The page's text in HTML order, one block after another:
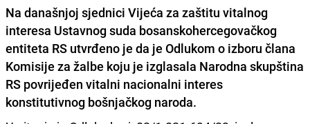
Na današnjoj sjednici Vijeća za zaštitu vitalnog
interesa Ustavnog suda bosanskohercegovačkog
entiteta RS utvrđeno je da je Odlukom o izboru člana
Komisije za žalbe koju je izglasala Narodna skupština
RS povrijeđen vitalni nacionalni interes
konstitutivnog bošnjačkog naroda.